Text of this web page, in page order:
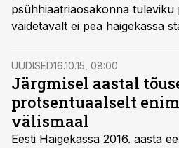
psühhiaatriaosakonna tuleviku
väidetavalt ei pea haigekassa
maakonna väikese elanike
UUDISED16.10.15, 08:00
Järgmisel aastal
protsentuaalselt
välismaal
Eesti Haigekassa 2016. aasta